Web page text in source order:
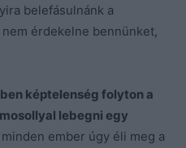
belefásulnánk a
nem érdekelne bennünket,
képtelenség folyton a
lebegni egy
ember úgy éli meg a